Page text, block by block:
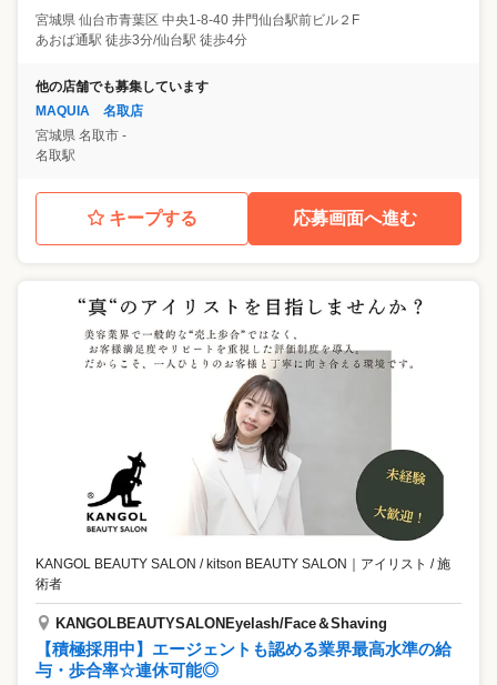
宮城県 仙台市青葉区 中央1-8-40 井門仙台駅前ビル２F
あおば通駅 徒歩3分/仙台駅 徒歩4分
他の店舗でも募集しています
MAQUIA 名取店
宮城県 名取市 -
名取駅
キープする 応募画面へ進む
KANGOL BEAUTY SALON / kitson BEAUTY SALON
アイリスト / 施
術者
KANGOLBEAUTYSALONEyelash/Face＆Shaving
【積極採用中】エージェントも認める業界最高水準の給
与・歩合率☆連休可能◎